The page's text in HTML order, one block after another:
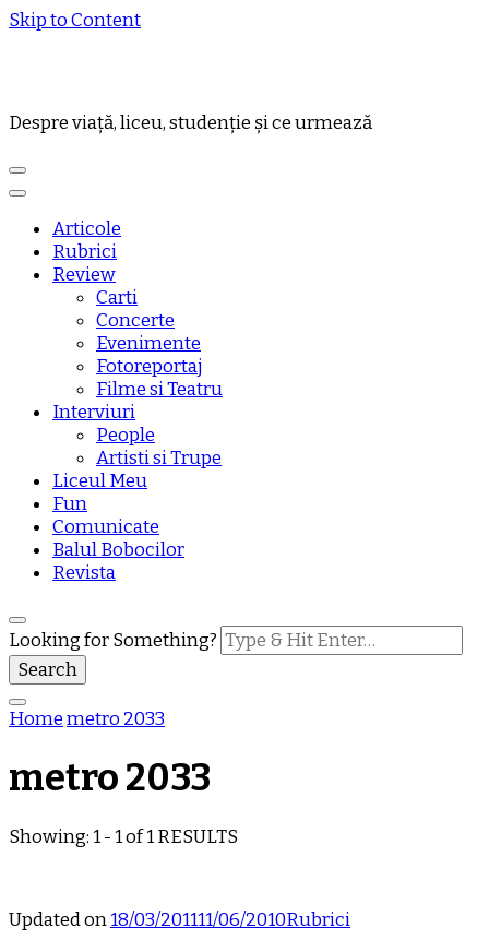
Skip to Content
Despre viață, liceu, studenție și ce urmează
Articole
Rubrici
Review
Carti
Concerte
Evenimente
Fotoreportaj
Filme si Teatru
Interviuri
People
Artisti si Trupe
Liceul Meu
Fun
Comunicate
Balul Bobocilor
Revista
Looking for Something?
Homemetro 2033
metro 2033
Showing: 1 - 1 of 1 RESULTS
Updated on18/03/201111/06/2010Rubrici